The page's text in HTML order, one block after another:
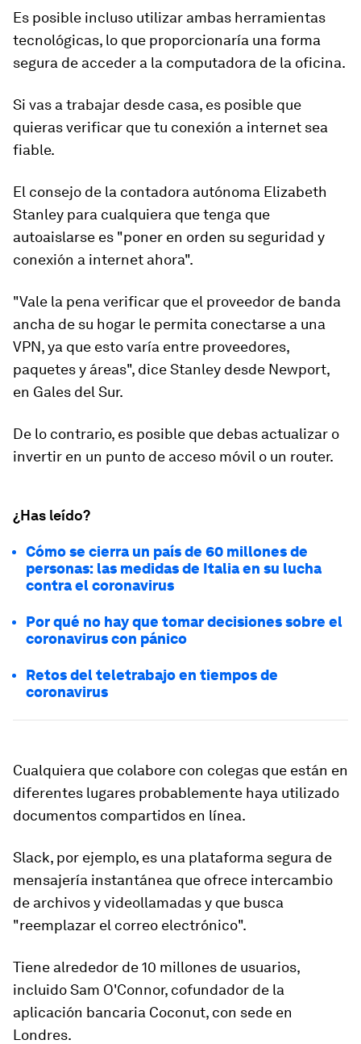
Es posible incluso utilizar ambas herramientas
tecnológicas, lo que proporcionaría una forma
segura de acceder a la computadora de la oficina.
Si vas a trabajar desde casa, es posible que
quieras verificar que tu conexión a internet sea
fiable.
El consejo de la contadora autónoma Elizabeth
Stanley para cualquiera que tenga que
autoaislarse es "poner en orden su seguridad y
conexión a internet ahora".
"Vale la pena verificar que el proveedor de banda
ancha de su hogar le permita conectarse a una
VPN, ya que esto varía entre proveedores,
paquetes y áreas", dice Stanley desde Newport,
en Gales del Sur.
De lo contrario, es posible que debas actualizar o
invertir en un punto de acceso móvil o un router.
¿Has leído?
Cómo se cierra un país de 60 millones de
personas: las medidas de Italia en su lucha
contra el coronavirus
Por qué no hay que tomar decisiones sobre el
coronavirus con pánico
Retos del teletrabajo en tiempos de
coronavirus
Cualquiera que colabore con colegas que están en
diferentes lugares probablemente haya utilizado
documentos compartidos en línea.
Slack, por ejemplo, es una plataforma segura de
mensajería instantánea que ofrece intercambio
de archivos y videollamadas y que busca
"reemplazar el correo electrónico".
Tiene alrededor de 10 millones de usuarios,
incluido Sam O'Connor, cofundador de la
aplicación bancaria Coconut, con sede en
Londres.